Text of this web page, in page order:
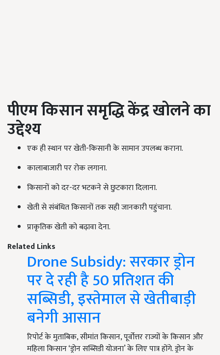
पीएम किसान समृद्धि केंद्र खोलनेका
उद्देश्य
एक ही स्थान पर खेती-किसानी के सामान उपलब्ध कराना.
कालाबाजारी पर रोक लगाना.
किसानों को दर-दर भटकने से छुटकारा दिलाना.
खेती से संबंधित किसानों तक सही जानकारी पहुंचाना.
प्राकृतिक खेती को बढ़ावा देना.
Related Links
Drone Subsidy: सरकार ड्रोन
पर दे रही है 50 प्रतिशत की
सब्सिडी, इस्तेमाल से खेतीबाड़ी
बनेगी आसान
रिपोर्ट के मुताबिक, सीमांत किसान, पूर्वोत्तर राज्यों के किसान और
महिला किसान ‘ड्रोन सब्सिडी योजना’ के लिए पात्र होंगे. ड्रोन के